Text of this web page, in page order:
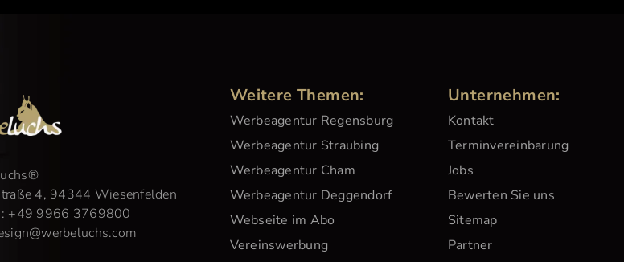
®
4, 94344 Wiesenfelden
+49 9966 3769800
Weitere Themen:
Werbeagentur Regensburg
Werbeagentur Straubing
Werbeagentur Cham
Werbeagentur Deggendorf
Webseite im Abo
Vereinswerbung
Unternehmen:
Kontakt
Terminvereinbarung
Jobs
Bewerten Sie uns
Sitemap
Partner